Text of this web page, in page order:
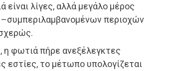
είναι λίγες, αλλά μεγάλο μέρος
–συμπεριλαμβανομένων περιοχών
η φωτιά πήρε ανεξέλεγκτες
εστίες, το μέτωπο υπολογίζεται